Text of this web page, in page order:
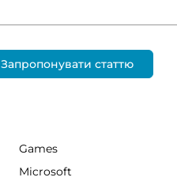
Запропонувати статтю
Games
Microsoft